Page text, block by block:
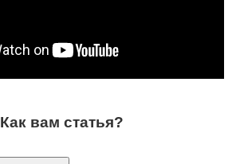
Как вам статья?